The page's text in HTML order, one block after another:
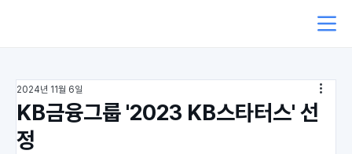
KB금융그룹 '2023 KB스타터스' 선
정
2024년 11월 6일